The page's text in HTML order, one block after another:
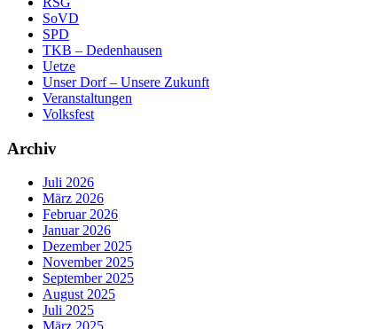
SoVD
SPD
TKB – Dedenhausen
Uetze
Unser Dorf – Unsere Zukunft
Veranstaltungen
Volksfest
Archiv
Juli 2026
März 2026
Februar 2026
Januar 2026
Dezember 2025
November 2025
September 2025
August 2025
Juli 2025